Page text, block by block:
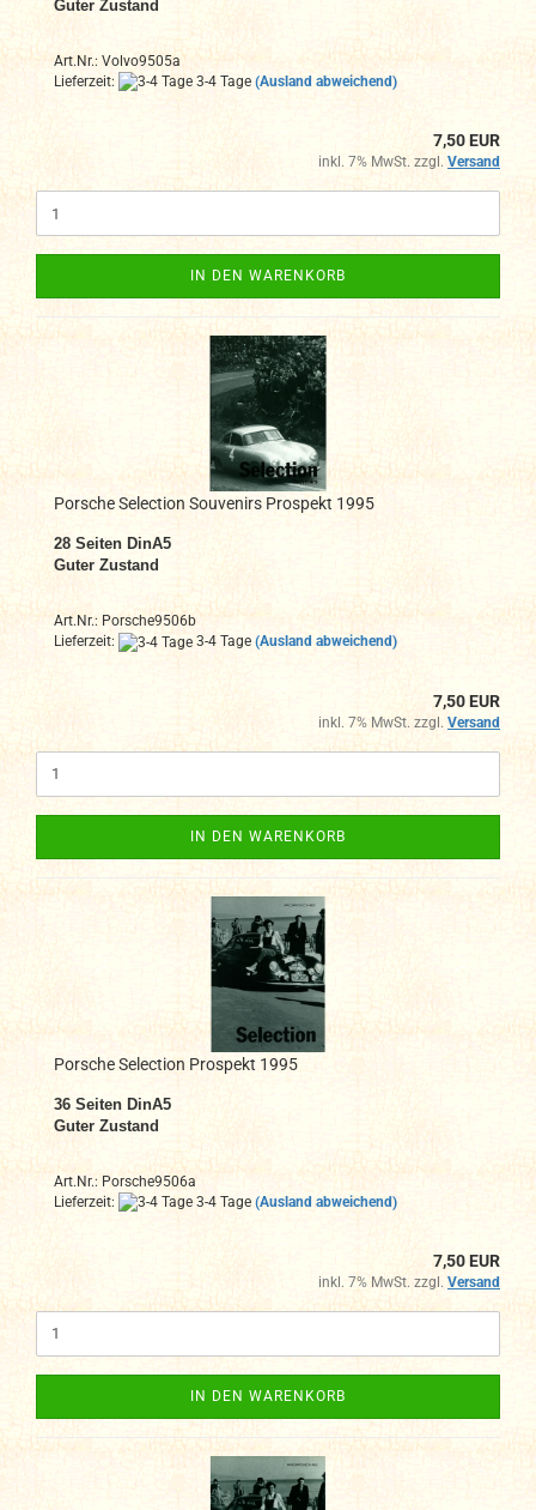
Guter Zustand
Art.Nr.: Volvo9505a
Lieferzeit:
3-4 Tage (Ausland abweichend)
7,50 EUR
inkl. 7% MwSt. zzgl. Versand
IN DEN WARENKORB
Porsche Selection Souvenirs Prospekt 1995
28 Seiten DinA5
Guter Zustand
Art.Nr.: Porsche9506b
Lieferzeit:
3-4 Tage (Ausland abweichend)
7,50 EUR
inkl. 7% MwSt. zzgl. Versand
IN DEN WARENKORB
Porsche Selection Prospekt 1995
36 Seiten DinA5
Guter Zustand
Art.Nr.: Porsche9506a
Lieferzeit:
3-4 Tage (Ausland abweichend)
7,50 EUR
inkl. 7% MwSt. zzgl. Versand
IN DEN WARENKORB